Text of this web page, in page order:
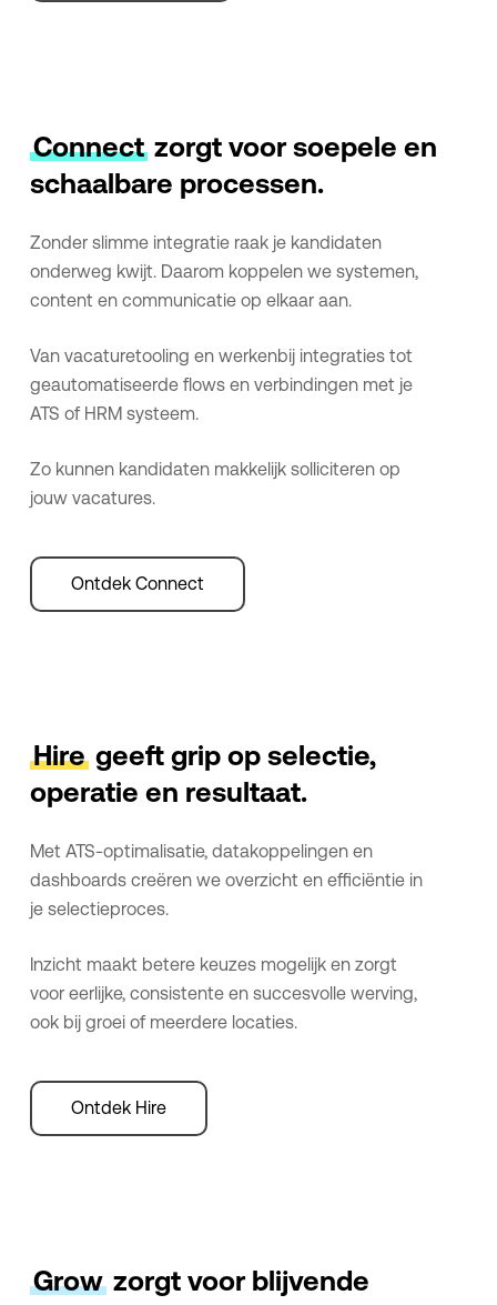
Connect zorgt voor soepele en
schaalbare processen.
Zonder slimme integratie raak je kandidaten
onderweg kwijt. Daarom koppelen we systemen,
content en communicatie op elkaar aan.
Van vacaturetooling en werkenbij integraties tot
geautomatiseerde flows en verbindingen met je
ATS of HRM systeem.
Zo kunnen kandidaten makkelijk solliciteren op
jouw vacatures.
Ontdek Connect
Hire geeft grip op selectie,
operatie en resultaat.
Met ATS-optimalisatie, datakoppelingen en
dashboards creëren we overzicht en efficiëntie in
je selectieproces.
Inzicht maakt betere keuzes mogelijk en zorgt
voor eerlijke, consistente en succesvolle werving,
ook bij groei of meerdere locaties.
Ontdek Hire
Grow zorgt voor blijvende